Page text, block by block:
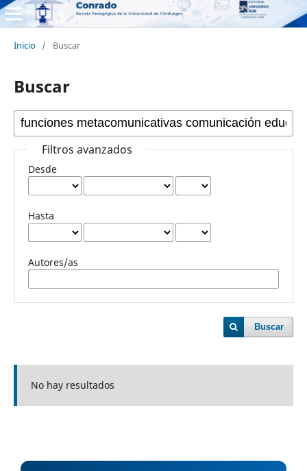
Inicio / Buscar
Buscar
Filtros avanzados
Desde
Hasta
Autores/as
Buscar
No hay resultados